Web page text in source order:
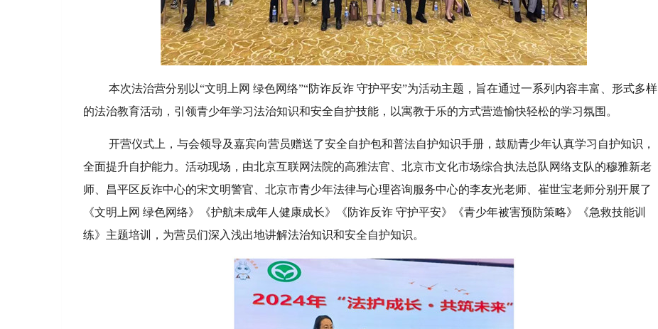
本次法治营分别以“文明上网 绿色网络”“防诈反诈 守护平安”为活动主题，旨在通过一系列内容丰富、形式多样
的法治教育活动，引领青少年学习法治知识和安全自护技能，以寓教于乐的方式营造愉快轻松的学习氛围。
开营仪式上，与会领导及嘉宾向营员赠送了安全自护包和普法自护知识手册，鼓励青少年认真学习自护知识，
全面提升自护能力。活动现场，由北京互联网法院的高雅法官、北京市文化市场综合执法总队网络支队的穆雅新老
师、昌平区反诈中心的宋文明警官、北京市青少年法律与心理咨询服务中心的李友光老师、崔世宝老师分别开展了
《文明上网 绿色网络》《护航未成年人健康成长》《防诈反诈 守护平安》《青少年被害预防策略》《急救技能训
练》主题培训，为营员们深入浅出地讲解法治知识和安全自护知识。